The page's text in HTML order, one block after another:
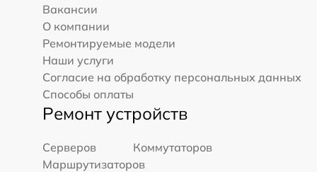
Вакансии
О компании
Ремонтируемые модели
Наши услуги
Согласие на обработку персональных данных
Способы оплаты
Ремонт устройств
Серверов
Коммутаторов
Маршрутизаторов